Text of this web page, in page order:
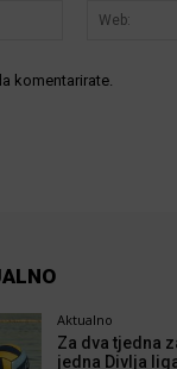
Email:*
komentarirate.
Aktualno
Za dva tjedna
jedna Divlja